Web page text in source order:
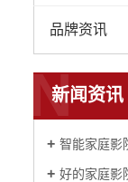
品牌资讯
新闻资讯
N
智能家庭影
好的家庭影